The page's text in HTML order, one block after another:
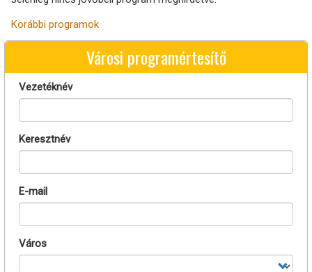
Korábbi programok
Városi programértesítő
Vezetéknév
Keresztnév
E-mail
Város